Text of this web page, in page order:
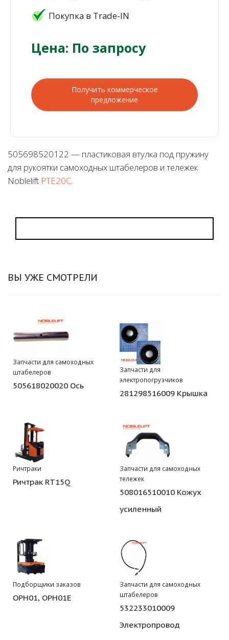
Покупка в Trade-IN
Цена: По запросу
Получить коммерческое
предложение
505698520122 — пластиковая втулка под пружину
для рукоятки самоходных штабелеров и тележек
Noblelift PTE20C.
ВЫ УЖЕ СМОТРЕЛИ
Запчасти для самоходных
штабелеров
505618020020 Ось
Запчасти для
электропогрузчиков
281298516009 Крышка
Ричтраки
Ричтрак RT15Q
Запчасти для самоходных
тележек
508016510010 Кожух
усиленный
Подборщики заказов
OPH01, OPH01E
Запчасти для самоходных
штабелеров
532233010009
Электропровод